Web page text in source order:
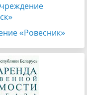
«Ровесник»